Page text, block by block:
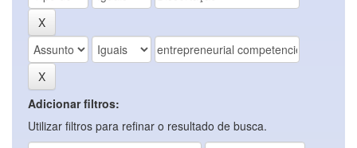
Adicionar filtros:
Utilizar filtros para refinar o resultado de busca.